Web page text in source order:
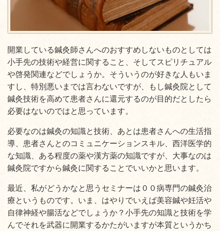
開業している鍼灸師さんへのおすすめしないものとしては
小手先の技術や経営に関すること、そしてスピリチュアル
や啓発関連などでしょうか。そういうのが好きな人もいま
すし、特別悪いまでは言わないですが、もし鍼灸院として
鍼灸技術を高めて患者さんに還元するのが目的だとしたら
必要はないのではと思っています。
必要なのは鍼灸の知識と技術、あとは患者さんへの生活指
導、患者さんとのコミュニケーションスキル、西洋医学的
な知識、ある程度の薬や漢方薬の知識ですが、大事なのは
鍼灸院ですから鍼灸に関することでいいかと思います。
最近、私がどうかなと思うセミナーは００病専門の鍼灸治
療というものです。いま、はやりでいえば美容鍼や妊活や
自律神経や腸活などでしょうか？小手先の知識と技術を学
んでそれを武器に開業するかたがいますが本質というかち